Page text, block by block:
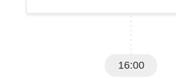
16:00